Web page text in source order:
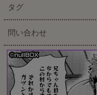
タグ
問い合わせ